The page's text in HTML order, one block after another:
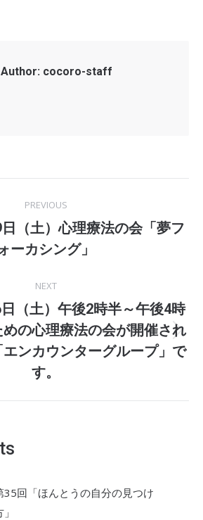
Author: cocoro-staff
PREVIOUS
Previous
post:
（土）心理療法の会「夢フ
ーカシング」
NEXT
Next
post:
（土）午後2時半～午後4時
の心理療法の会が開催され
ンカウンターグループ」で
す。
35回「ほんとうの自分の見つけ